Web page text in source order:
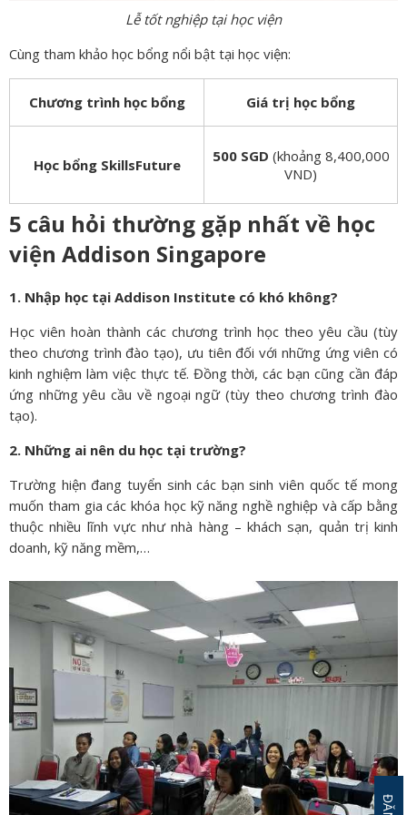
Lễ tốt nghiệp tại học viện
Cùng tham khảo học bổng nổi bật tại học viện:
Chương trình học bổng Giá trị học bổng
Học bổng SkillsFuture 500 SGD (khoảng 8,400,000
VND)
5 câu hỏi thường gặp nhất về học
viện Addison Singapore
1. Nhập học tại Addison Institute có khó không?
Học viên hoàn thành các chương trình học theo yêu cầu (tùy
theo chương trình đào tạo), ưu tiên đối với những ứng viên có
kinh nghiệm làm việc thực tế. Đồng thời, các bạn cũng cần đáp
ứng những yêu cầu về ngoại ngữ (tùy theo chương trình đào
tạo).
2. Những ai nên du học tại trường?
Trường hiện đang tuyển sinh các bạn sinh viên quốc tế mong
muốn tham gia các khóa học kỹ năng nghề nghiệp và cấp bằng
thuộc nhiều lĩnh vực như nhà hàng – khách sạn, quản trị kinh
doanh, kỹ năng mềm,…